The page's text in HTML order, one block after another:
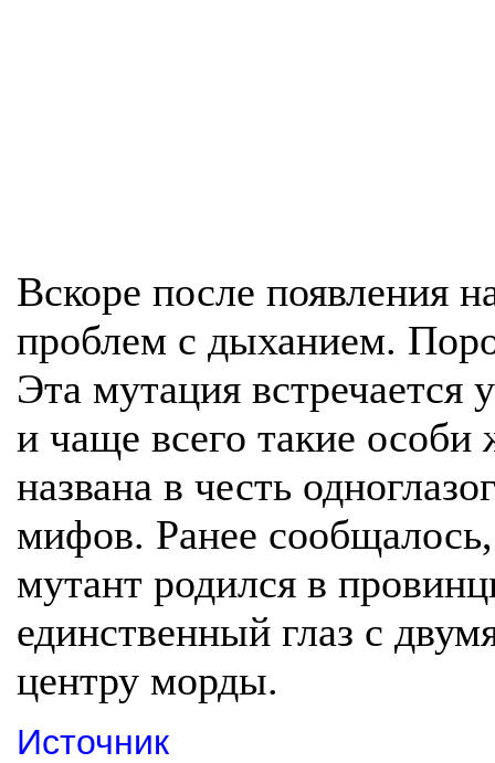
Вскоре после появления
проблем с дыханием.
Эта мутация
и чаще всего такие
названа в честь
мифов. Ранее
мутант родился в
единственный глаз с
центру морды.
Источник